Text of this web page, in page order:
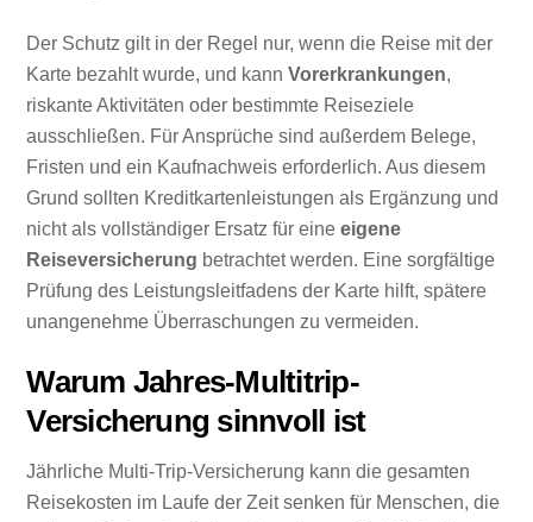
Der Schutz gilt in der Regel nur, wenn die Reise mit der
Karte bezahlt wurde, und kannVorerkrankungen,
riskante Aktivitäten oder bestimmte Reiseziele
ausschließen. Für Ansprüche sind außerdem Belege,
Fristen und ein Kaufnachweis erforderlich. Aus diesem
Grund sollten Kreditkartenleistungen als Ergänzung und
nicht als vollständiger Ersatz für eineeigene
Reiseversicherung betrachtet werden. Eine sorgfältige
Prüfung des Leistungsleitfadens der Karte hilft, spätere
unangenehme Überraschungen zu vermeiden.
Warum Jahres-Multitrip-
Versicherung sinnvoll ist
Jährliche Multi-Trip-Versicherung kann die gesamten
Reisekosten im Laufe der Zeit senken für Menschen, die